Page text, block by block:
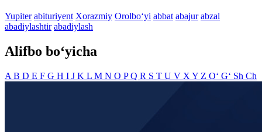
Yupiter abituriyent Xorazmiy Orolbo‘yi abbat abajur abzal
abadiylashtir abadiylash
Alifbo bo‘yicha
A B D E F G H I J K L M N O PQ R S T U V X Y Z O‘ G‘ Sh Ch